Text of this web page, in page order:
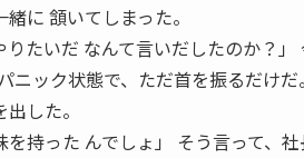
に 頷いてしまった。
りたいだ なんて言いだしたのか？
ック状態で、ただ首を振るだけだ。
した。
を持った んでしょ」 そう言って、